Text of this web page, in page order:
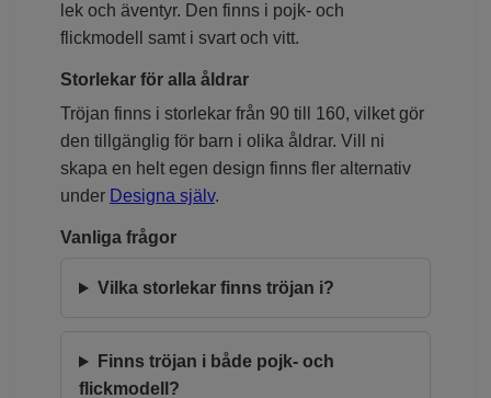
lek och äventyr. Den finns i pojk- och
flickmodell samt i svart och vitt.
Storlekar för alla åldrar
Tröjan finns i storlekar från 90 till 160, vilket gör
den tillgänglig för barn i olika åldrar. Vill ni
skapa en helt egen design finns fler alternativ
under Designa själv.
Vanliga frågor
Vilka storlekar finns tröjan i?
Finns tröjan i både pojk- och
flickmodell?